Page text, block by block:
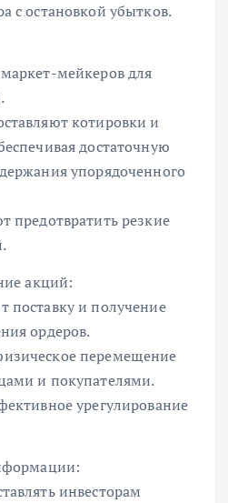
с остановкой убытков.
мейкеров для
котировки и
достаточную
упорядоченного
предотвратить резкие
акций:
поставку и получение
ордеров.
перемещение
и покупателями.
урегулирование
инвесторам